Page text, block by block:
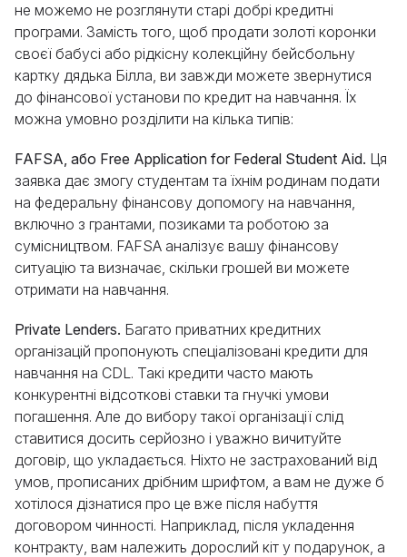
не можемо не розглянути старі добрі кредитні
програми. Замість того, щоб продати золоті коронки
своєї бабусі або рідкісну колекційну бейсбольну
картку дядька Білла, ви завжди можете звернутися
до фінансової установи по кредит на навчання. Їх
можна умовно розділити на кілька типів:
FAFSA, або Free Application for Federal Student Aid. Ця
заявка дає змогу студентам та їхнім родинам подати
на федеральну фінансову допомогу на навчання,
включно з грантами, позиками та роботою за
сумісництвом. FAFSA аналізує вашу фінансову
ситуацію та визначає, скільки грошей ви можете
отримати на навчання.
Private Lenders. Багато приватних кредитних
організацій пропонують спеціалізовані кредити для
навчання на CDL. Такі кредити часто мають
конкурентні відсоткові ставки та гнучкі умови
погашення. Але до вибору такої організації слід
ставитися досить серйозно і уважно вичитуйте
договір, що укладається. Ніхто не застрахований від
умов, прописаних дрібним шрифтом, а вам не дуже б
хотілося дізнатися про це вже після набуття
договором чинності. Наприклад, після укладення
контракту, вам належить дорослий кіт у подарунок, а